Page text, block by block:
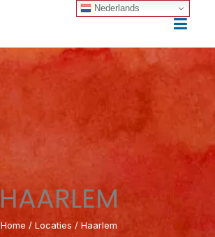
HAARLEM
Home / Locaties / Haarlem
Nederlands